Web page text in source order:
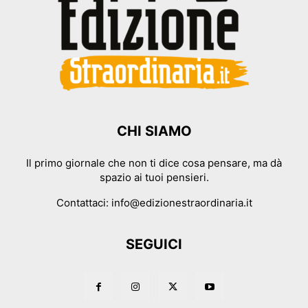
CHI SIAMO
Il primo giornale che non ti dice cosa pensare, ma dà
spazio ai tuoi pensieri.
Contattaci: info@edizionestraordinaria.it
SEGUICI